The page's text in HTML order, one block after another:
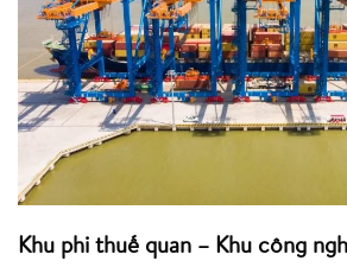
Khu phi thuế quan – Khu công